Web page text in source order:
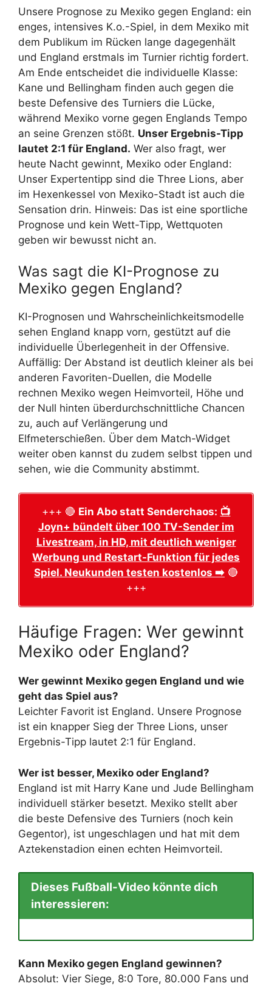
Unsere Prognose zu Mexiko gegen England: ein
enges, intensives K.o.-Spiel, in dem Mexiko mit
dem Publikum im Rücken lange dagegenhält
und England erstmals im Turnier richtig fordert.
Am Ende entscheidet die individuelle Klasse:
Kane und Bellingham finden auch gegen die
beste Defensive des Turniers die Lücke,
während Mexiko vorne gegen Englands Tempo
an seine Grenzen stößt. Unser Ergebnis-Tipp
lautet 2:1 für England. Wer also fragt, wer
heute Nacht gewinnt, Mexiko oder England:
Unser Expertentipp sind die Three Lions, aber
im Hexenkessel von Mexiko-Stadt ist auch die
Sensation drin. Hinweis: Das ist eine sportliche
Prognose und kein Wett-Tipp, Wettquoten
geben wir bewusst nicht an.
Was sagt die KI-Prognose zu
Mexiko gegen England?
KI-Prognosen und Wahrscheinlichkeitsmodelle
sehen England knapp vorn, gestützt auf die
individuelle Überlegenheit in der Offensive.
Auffällig: Der Abstand ist deutlich kleiner als bei
anderen Favoriten-Duellen, die Modelle
rechnen Mexiko wegen Heimvorteil, Höhe und
der Null hinten überdurchschnittliche Chancen
zu, auch auf Verlängerung und
Elfmeterschießen. Über dem Match-Widget
weiter oben kannst du zudem selbst tippen und
sehen, wie die Community abstimmt.
+++ 🔴 Ein Abo statt Senderchaos: 📺
Joyn+ bündelt über 100 TV-Sender im
Livestream, in HD, mit deutlich weniger
Werbung und Restart-Funktion für jedes
Spiel. Neukunden testen kostenlos ➡️ 🔴
+++
Häufige Fragen: Wer gewinnt
Mexiko oder England?
Wer gewinnt Mexiko gegen England und wie
geht das Spiel aus?
Leichter Favorit ist England. Unsere Prognose
ist ein knapper Sieg der Three Lions, unser
Ergebnis-Tipp lautet 2:1 für England.
Wer ist besser, Mexiko oder England?
England ist mit Harry Kane und Jude Bellingham
individuell stärker besetzt. Mexiko stellt aber
die beste Defensive des Turniers (noch kein
Gegentor), ist ungeschlagen und hat mit dem
Aztekenstadion einen echten Heimvorteil.
Dieses Fußball-Video könnte dich
interessieren:
Kann Mexiko gegen England gewinnen?
Absolut: Vier Siege, 8:0 Tore, 80.000 Fans und